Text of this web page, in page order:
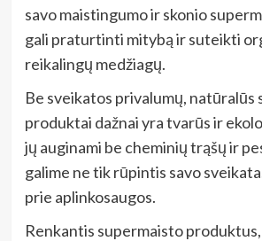
savo maistingumo ir skonio
gali praturtinti mitybą ir suteikti
reikalingų medžiagų.
Be sveikatos privalumų, natūralūs
produktai dažnai yra tvarūs ir
jų auginami be cheminių trąšų ir
galime ne tik rūpintis savo
prie aplinkosaugos.
Renkantis supermaisto